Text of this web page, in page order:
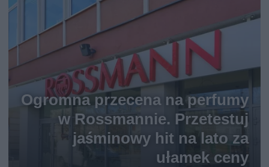
Ogromna przecena na perfumy
w Rossmannie. Przetestuj
jaśminowy hit na lato za
ułamek ceny